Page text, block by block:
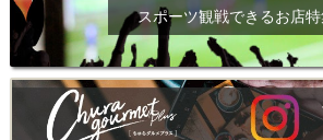
スポーツ観戦できるお店特